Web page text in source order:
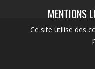
Ce site utilise des
MENTIONS